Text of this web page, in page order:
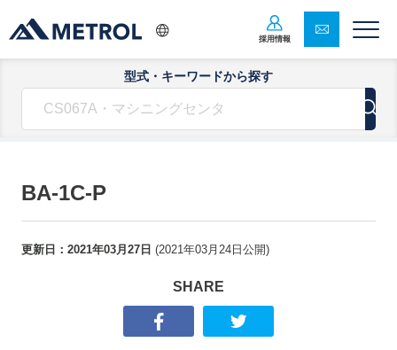
採用情報
型式・キーワードから探す
BA-1C-P
更新日： 2021年03月27日 (2021年03月24日 公開)
SHARE